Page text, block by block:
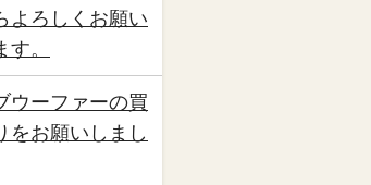
よろしくお願い
す。
ウーファーの買
をお願いしまし